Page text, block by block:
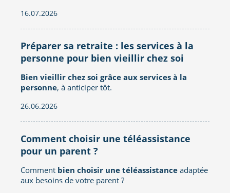
16.07.2026
Préparer sa retraite : les services à la
personne pour bien vieillir chez soi
Bien vieillir chez soi grâce aux services à la
personne, à anticiper tôt.
26.06.2026
Comment choisir une téléassistance
pour un parent ?
Comment bien choisir une téléassistance adaptée
aux besoins de votre parent ?